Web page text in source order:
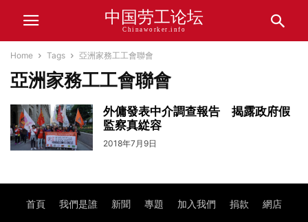
中国劳工论坛
Chinaworker.info
Home Tags 亞洲家務工工會聯會
亞洲家務工工會聯會
外傭發表中介調查報告 揭露政府假
監察真緃容
2018年7月9日
首頁 我們是誰 新聞 專題 加入我們 捐款 網店